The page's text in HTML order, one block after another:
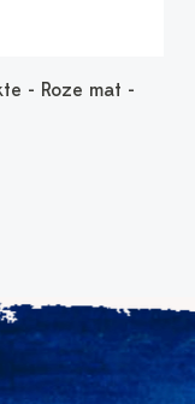
- Roze mat -